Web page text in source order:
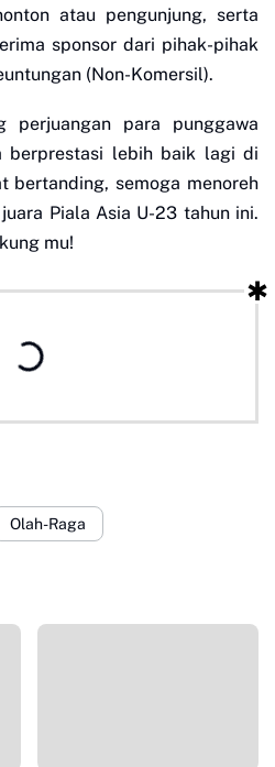
atau pengunjung, serta
sponsor dari pihak-pihak
(Non-Komersil).
para punggawa
berprestasi lebih baik lagi di
bertanding, semoga menoreh
Piala Asia U-23 tahun ini.
mu!
Olah-Raga